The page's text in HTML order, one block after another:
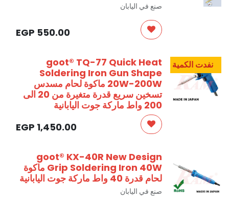
صنع في اليابان
550.00
نفدت الكمية
goot® TQ-77 Quick Heat
Soldering Iron Gun Shape
20W-200W ماكوة لحام مسدس
تسخين سريع قدرة متغيرة من 20 الى
200 واط ماركة جوت اليابانية
1,450.00
goot® KX-40R New Design
Grip Soldering Iron 40W ماكوة
لحام قدرة 40 واط ماركة جوت اليابانية
صنع في اليابان